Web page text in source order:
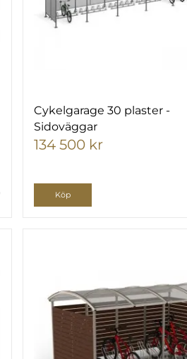
Cykelgarage 30 plaster -
Sidoväggar
134 500 kr
Köp